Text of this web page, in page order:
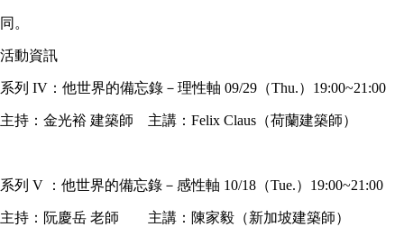
同 。
活動資訊
系列 IV：他世界的備忘錄－理性軸 09/29（Thu.）19:00~21:00
主持：金光裕 建築師 主講：Felix Claus（荷蘭建築師）
系列 V ：他世界的備忘錄－感性軸 10/18（Tue.）19:00~21:00
主持：阮慶岳 老師 主講：陳家毅（新加坡建築師）